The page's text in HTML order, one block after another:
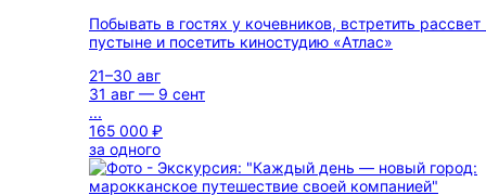
Побывать в гостях у кочевников, встретить рассвет
пустыне и посетить киностудию «Атлас»
21–30 авг
31 авг — 9 сент
...
165 000 ₽
за одного